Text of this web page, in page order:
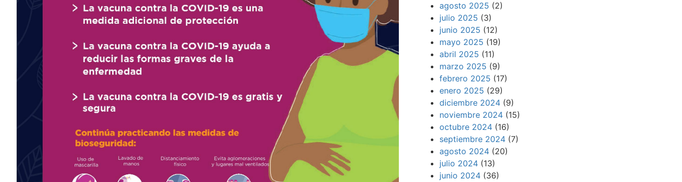
agosto 2025 (2)
julio 2025 (3)
junio 2025 (12)
mayo 2025 (19)
abril 2025 (11)
marzo 2025 (9)
febrero 2025 (17)
enero 2025 (29)
diciembre 2024 (9)
noviembre 2024 (15)
octubre 2024 (16)
septiembre 2024 (7)
agosto 2024 (20)
julio 2024 (13)
junio 2024 (36)